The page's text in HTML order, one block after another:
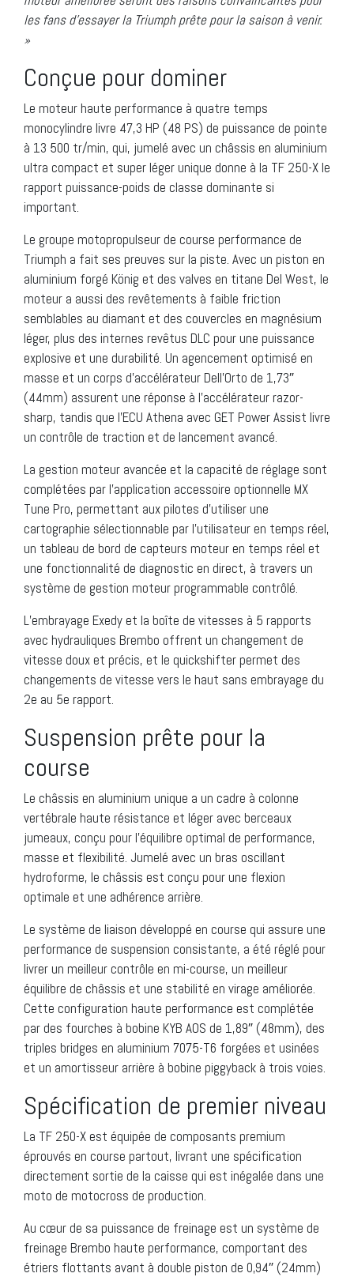
les fans d’essayer la Triumph prête pour la saison à venir.
»
Conçue pour dominer
Le moteur haute performance à quatre temps
monocylindre livre 47,3 HP (48 PS) de puissance de pointe
à 13 500 tr/min, qui, jumelé avec un châssis en aluminium
ultra compact et super léger unique donne à la TF 250-X le
rapport puissance-poids de classe dominante si
important.
Le groupe motopropulseur de course performance de
Triumph a fait ses preuves sur la piste. Avec un piston en
aluminium forgé König et des valves en titane Del West, le
moteur a aussi des revêtements à faible friction
semblables au diamant et des couvercles en magnésium
léger, plus des internes revêtus DLC pour une puissance
explosive et une durabilité. Un agencement optimisé en
masse et un corps d’accélérateur Dell’Orto de 1,73″
(44mm) assurent une réponse à l’accélérateur razor-
sharp, tandis que l’ECU Athena avec GET Power Assist livre
un contrôle de traction et de lancement avancé.
La gestion moteur avancée et la capacité de réglage sont
complétées par l’application accessoire optionnelle MX
Tune Pro, permettant aux pilotes d’utiliser une
cartographie sélectionnable par l’utilisateur en temps réel,
un tableau de bord de capteurs moteur en temps réel et
une fonctionnalité de diagnostic en direct, à travers un
système de gestion moteur programmable contrôlé.
L’embrayage Exedy et la boîte de vitesses à 5 rapports
avec hydrauliques Brembo offrent un changement de
vitesse doux et précis, et le quickshifter permet des
changements de vitesse vers le haut sans embrayage du
2e au 5e rapport.
Suspension prête pour la
course
Le châssis en aluminium unique a un cadre à colonne
vertébrale haute résistance et léger avec berceaux
jumeaux, conçu pour l’équilibre optimal de performance,
masse et flexibilité. Jumelé avec un bras oscillant
hydroforme, le châssis est conçu pour une flexion
optimale et une adhérence arrière.
Le système de liaison développé en course qui assure une
performance de suspension consistante, a été réglé pour
livrer un meilleur contrôle en mi-course, un meilleur
équilibre de châssis et une stabilité en virage améliorée.
Cette configuration haute performance est complétée
par des fourches à bobine KYB AOS de 1,89″ (48mm), des
triples bridges en aluminium 7075-T6 forgées et usinées
et un amortisseur arrière à bobine piggyback à trois voies.
Spécification de premier niveau
La TF 250-X est équipée de composants premium
éprouvés en course partout, livrant une spécification
directement sortie de la caisse qui est inégalée dans une
moto de motocross de production.
Au cœur de sa puissance de freinage est un système de
freinage Brembo haute performance, comportant des
étriers flottants avant à double piston de 0,94″ (24mm)